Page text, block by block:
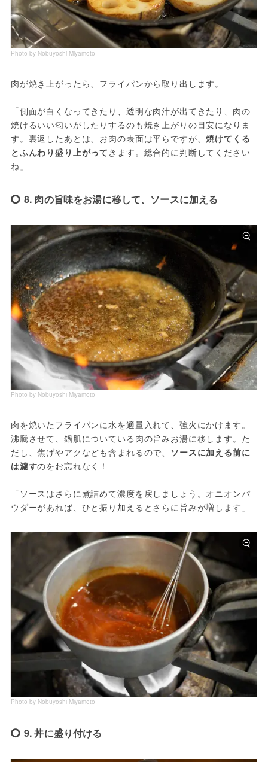
Photo by Nobuyoshi Miyamoto
肉が焼き上がったら、フライパンから取り出します。
「側面が白くなってきたり、透明な肉汁が出てきたり、肉の
焼けるいい匂いがしたりするのも焼き上がりの目安になりま
す。裏返したあとは、お肉の表面は平らですが、焼けてくる
とふんわり盛り上がって きます。総合的に判断してください
ね」
8. 肉の旨味をお湯に移して、ソースに加える
Photo by Nobuyoshi Miyamoto
肉を焼いたフライパンに水を適量入れて、強火にかけます。
沸騰させて、鍋肌についている肉の旨みお湯に移します。た
だし、焦げやアクなども含まれるので、 ソースに加える前に
は濾すのをお忘れなく！
「ソースはさらに煮詰めて濃度を戻しましょう。オニオンパ
ウダーがあれば、ひと振り加えるとさらに旨みが増します」
Photo by Nobuyoshi Miyamoto
9. 丼に盛り付ける